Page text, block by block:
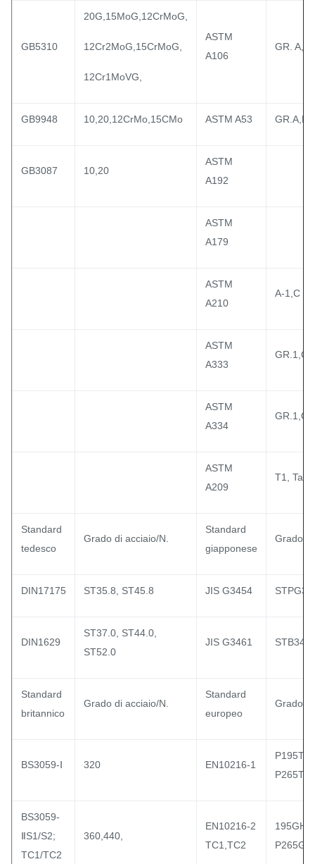
GB5310
20G,15MoG,12CrMoG,
12Cr2MoG,15CrMoG,
12Cr1MoVG,
ASTM
A106
GR.
GB9948 10,20,12CrMo,15CMo ASTM A53 GR.A,B
GB3087 10,20
ASTM
A192
ASTM
A179
ASTM
A210
A-1,C
ASTM
A333
ASTM
A334
ASTM
A209
T1, Ta,
Standard
tedesco
Grado di acciaio/N.
Standard
giapponese
Grado
DIN17175 ST35.8, ST45.8 JIS G3454
DIN1629
ST37.0, ST44.0,
ST52.0
JIS G3461
Standard
britannico
Grado di acciaio/N.
Standard
europeo
Grado
BS3059-Ⅰ 320 EN10216-1
BS3059-
ⅡS1/S2;
TC1/TC2
360,440,
EN10216-2
TC1,TC2
P265GH,